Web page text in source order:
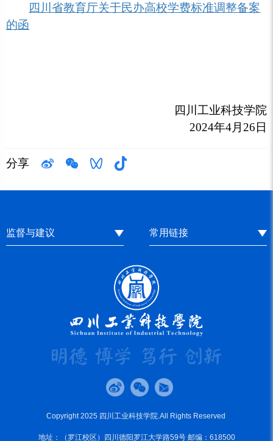
四川省教育厅关于民办高校学费标准调整备案
的函
四川工业科技学院
2024年4月26日
分享
监督与建议 常用链接
Copyright 2025 四川工业科技学院.All Rights Reserved
地址：（罗江校区）四川德阳罗江大学路59号 邮编：618500